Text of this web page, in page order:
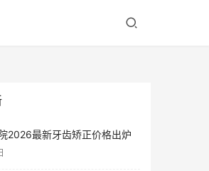
2026最新牙齿矫正价格出炉